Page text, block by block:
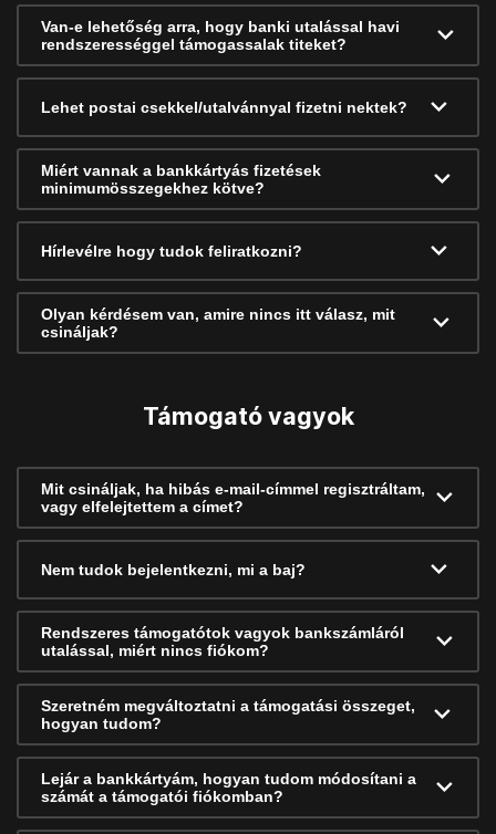
Van-e lehetőség arra, hogy banki utalással havi
rendszerességgel támogassalak titeket?
Lehet postai csekkel/utalvánnyal fizetni nektek?
Miért vannak a bankkártyás fizetések
minimumösszegekhez kötve?
Hírlevélre hogy tudok feliratkozni?
Olyan kérdésem van, amire nincs itt válasz, mit
csináljak?
Támogató vagyok
Mit csináljak, ha hibás e-mail-címmel regisztráltam,
vagy elfelejtettem a címet?
Nem tudok bejelentkezni, mi a baj?
Rendszeres támogatótok vagyok bankszámláról
utalással, miért nincs fiókom?
Szeretném megváltoztatni a támogatási összeget,
hogyan tudom?
Lejár a bankkártyám, hogyan tudom módosítani a
számát a támogatói fiókomban?